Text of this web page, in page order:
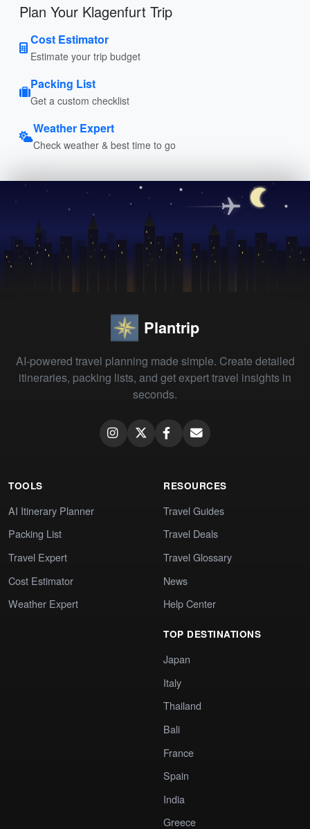
Plan Your Klagenfurt Trip
Cost Estimator
Estimate your trip budget
Packing List
Get a custom checklist
Weather Expert
Check weather & best time to go
Plantrip
AI-powered travel planning made simple. Create detailed
itineraries, packing lists, and get expert travel insights in
seconds.
TOOLS
AI Itinerary Planner
Packing List
Travel Expert
Cost Estimator
Weather Expert
RESOURCES
Travel Guides
Travel Deals
Travel Glossary
News
Help Center
TOP DESTINATIONS
Japan
Italy
Thailand
Bali
France
Spain
India
Greece